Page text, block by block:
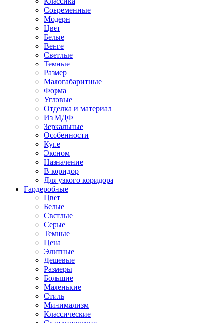
Современные
Модерн
Цвет
Белые
Венге
Светлые
Темные
Размер
Малогабаритные
Форма
Угловые
Отделка и материал
Из МДФ
Зеркальные
Особенности
Купе
Эконом
Назначение
В коридор
Для узкого коридора
Гардеробные
Цвет
Белые
Светлые
Серые
Темные
Цена
Элитные
Дешевые
Размеры
Большие
Маленькие
Стиль
Минимализм
Классические